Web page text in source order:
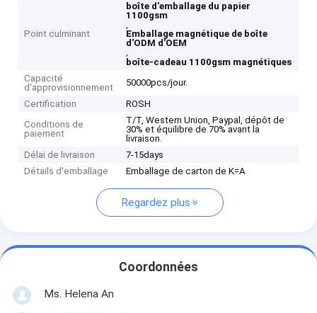
Point culminant
boîte d'emballage du papier
1100gsm
,
Emballage magnétique de boîte
d'ODM d'OEM
,
boîte-cadeau 1100gsm magnétiques
Capacité
d'approvisionnement
50000pcs/jour.
Certification
ROSH
Conditions de
paiement
T/T, Western Union, Paypal, dépôt de
30% et équilibre de 70% avant la
livraison.
Délai de livraison
7-15days
Détails d'emballage
Emballage de carton de K=A
Regardez plus
Coordonnées
Ms. Helena An